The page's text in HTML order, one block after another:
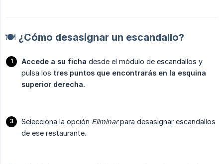
🍽️ ¿Cómo desasignar un escandallo?
Accede a su ficha desde el módulo de escandallos y
pulsa los tres puntos que encontrarás en la esquina
superior derecha.
Selecciona la opción Eliminarpara desasignar escandallos
de ese restaurante.